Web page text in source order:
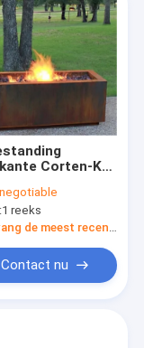
Corten-Kuil
Dikte het
negotiable
1 reeks
Contact nu